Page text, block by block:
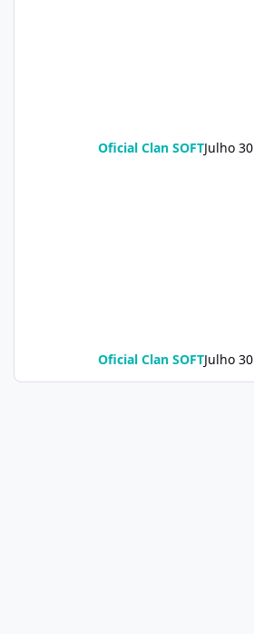
Oficial Clan SOFTJulho 30
Oficial Clan SOFTJulho 30